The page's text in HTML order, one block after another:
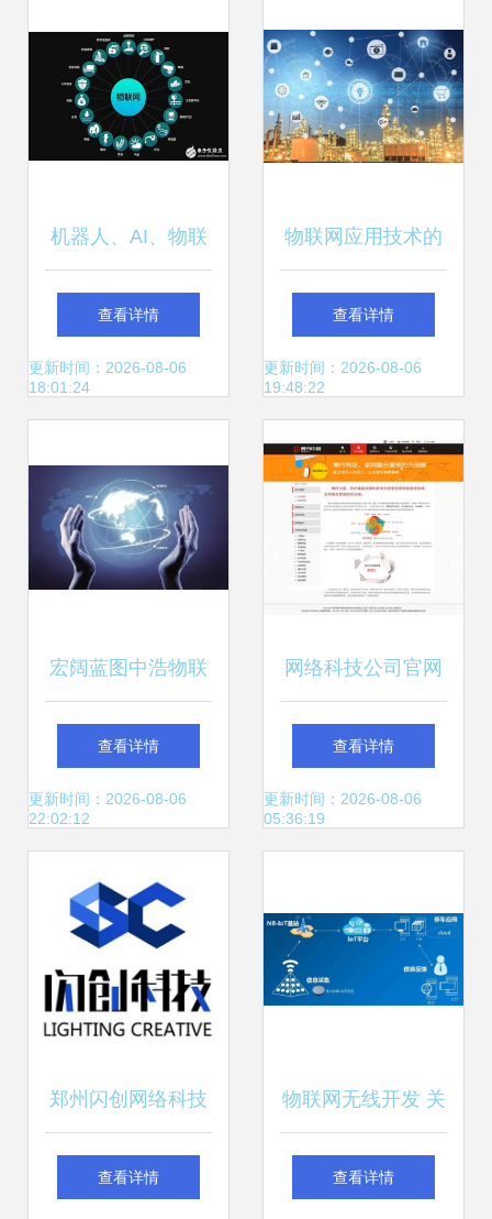
机器人、AI、物联
网多方崛起，如何
驱动半导体技术迈
查看详情
更新时间：2026-08-06
18:01:24
物联网应用技术的
发展历史
查看详情
更新时间：2026-08-06
19:48:22
宏阔蓝图中浩物联
科技与网络技术驱
动的工业互联腾飞
查看详情
更新时间：2026-08-06
22:02:12
网络科技公司官网
技术开发成果展示
的视觉盛宴
查看详情
更新时间：2026-08-06
05:36:19
郑州闪创网络科技
技术驱动下的网络
查看详情
物联网无线开发 关
键技术对比全解析
查看详情